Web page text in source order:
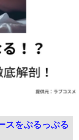
スをぷるっぷる